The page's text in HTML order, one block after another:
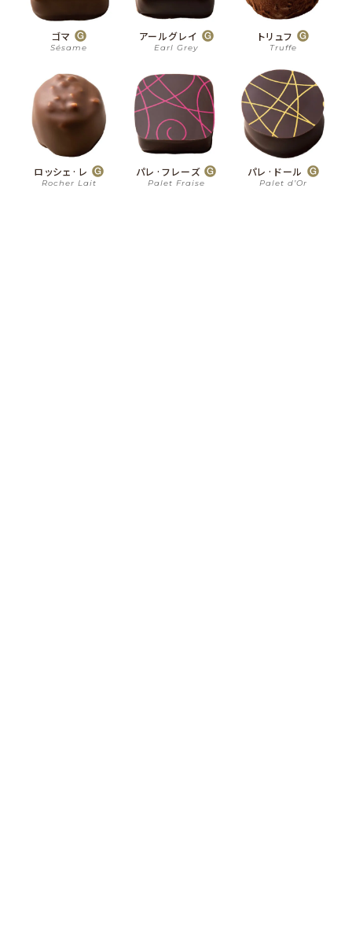
ゴマ
Sésame
アールグレイ
Earl Grey
トリュフ
Truffe
ロッシェ·レ
Rocher Lait
パレ·フレーズ
Palet Fraise
パレ·ドール
Palet d’Or